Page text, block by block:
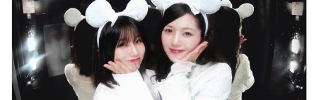
おもろくて大好きな同級生の誕生日
Amebaトピックス 1日前